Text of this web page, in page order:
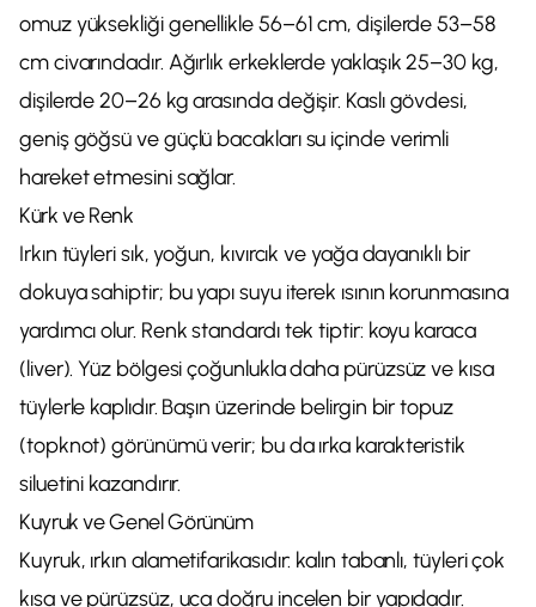
omuz yüksekliği genellikle 56–61 cm, dişilerde 53–58
cm civarındadır. Ağırlık erkeklerde yaklaşık 25–30 kg,
dişilerde 20–26 kg arasında değişir. Kaslı gövdesi,
geniş göğsü ve güçlü bacakları su içinde verimli
hareket etmesini sağlar.
Kürk ve Renk
Irkın tüyleri sık, yoğun, kıvırcık ve yağa dayanıklı bir
dokuya sahiptir; bu yapı suyu iterek ısının korunmasına
yardımcı olur. Renk standardı tek tiptir: koyu karaca
(liver). Yüz bölgesi çoğunlukla daha pürüzsüz ve kısa
tüylerle kaplıdır. Başın üzerinde belirgin bir topuz
(topknot) görünümü verir; bu da ırka karakteristik
siluetini kazandırır.
Kuyruk ve Genel Görünüm
Kuyruk, ırkın alametifarikasıdır: kalın tabanlı, tüyleri çok
kısa ve pürüzsüz, uca doğru incelen bir yapıdadır.